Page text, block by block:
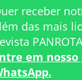
receber
das mais
em nosso